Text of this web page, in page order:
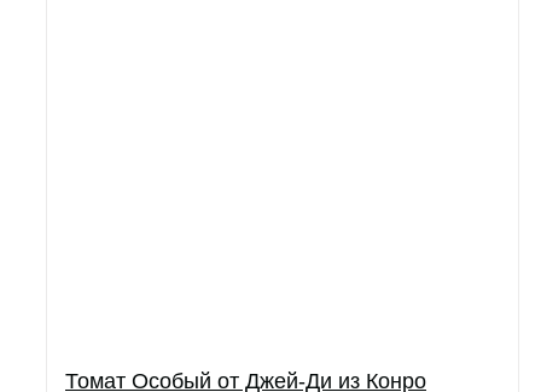
Томат Особый от Джей-Ди из Конро